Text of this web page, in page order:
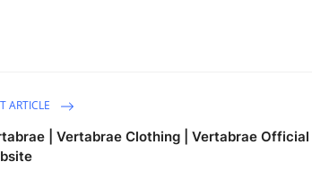
ARTICLE
| Vertabrae Clothing | Vertabrae Official